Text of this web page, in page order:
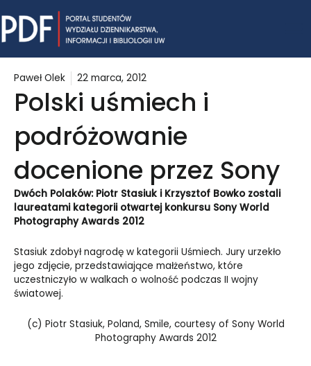
to
content
Paweł Olek 22 marca, 2012
Polski uśmiech i
podróżowanie
docenione przez Sony
Dwóch Polaków: Piotr Stasiuk i Krzysztof Bowko zostali
laureatami kategorii otwartej konkursu Sony World
Photography Awards 2012
Stasiuk zdobył nagrodę w kategorii Uśmiech. Jury urzekło
jego zdjęcie, przedstawiające małżeństwo, które
uczestniczyło w walkach o wolność podczas II wojny
światowej.
(c) Piotr Stasiuk, Poland, Smile, courtesy of Sony World
Photography Awards 2012